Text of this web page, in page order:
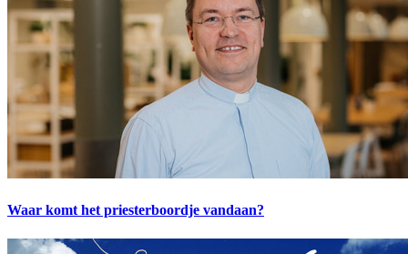
Waar komt het priesterboordje vandaan?